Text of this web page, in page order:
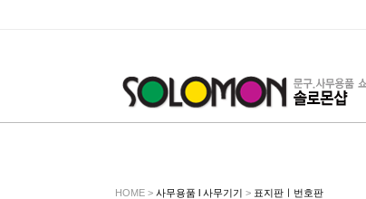
HOME > 사무용품 l 사무기기 > 표지판ㅣ번호판